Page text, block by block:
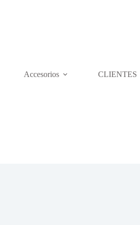
Accesorios CLIENTES